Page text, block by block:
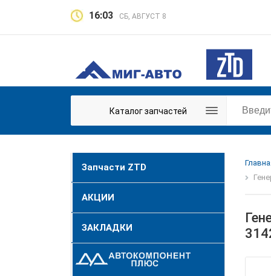
16:03 СБ, АВГУСТ 8
Каталог запчастей
Запчасти ZTD
АКЦИИ
ЗАКЛАДКИ